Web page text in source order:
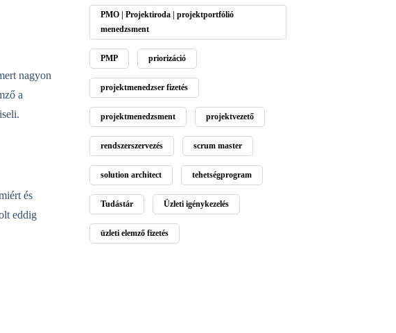
nagyon
a
és
eddig
PMO | Projektiroda | projektportfólió
menedzsment
PMP priorizáció
projektmenedzser fizetés
projektmenedzsment projektvezető
rendszerszervezés scrum master
solution architect tehetségprogram
Tudástár Üzleti igénykezelés
üzleti elemző fizetés